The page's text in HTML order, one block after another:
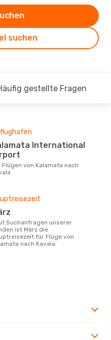
suchen
gestellte Fragen
ist März die
für Flüge von
nach Kavala